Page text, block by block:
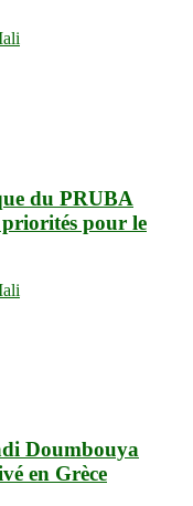
du PRUBA
priorités pour le
Doumbouya
en Grèce